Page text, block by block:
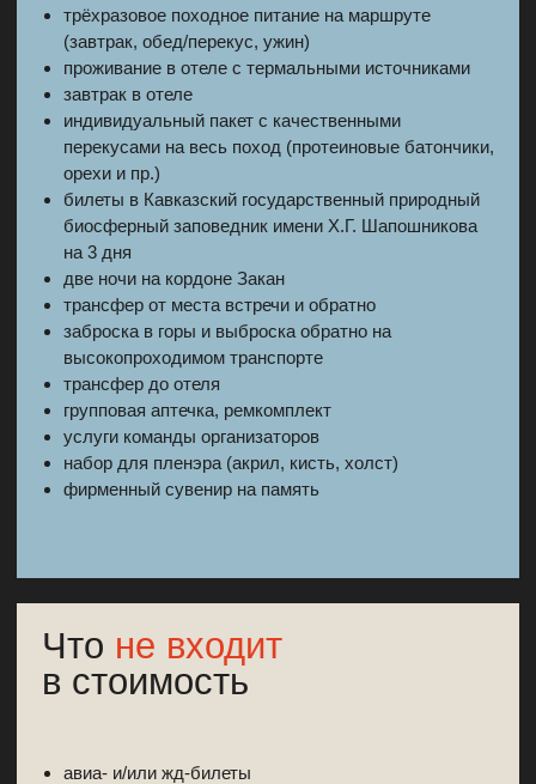
Инструкторы поездки
Забронировать тур
Либо
Отправьте нам письмо.
Мы свяжемся с вами
о путешествиях?
Написать в Телегу